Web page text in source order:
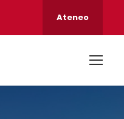
Ateneo